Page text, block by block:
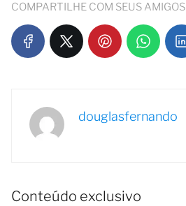
COMPARTILHE COM SEUS AMIGOS
douglasfernando
Conteúdo exclusivo